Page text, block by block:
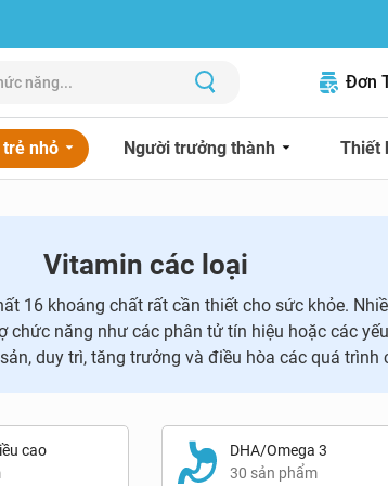
Đơn
trẻ nhỏ Người trưởng thành Thiết
Vitamin các loại
16 khoáng chất rất cần thiết cho sức khỏe.
chức năng như các phân tử tín hiệu hoặc các
duy trì, tăng trưởng và điều hòa các quá trình
cao
DHA/Omega 3
30 sản phẩm